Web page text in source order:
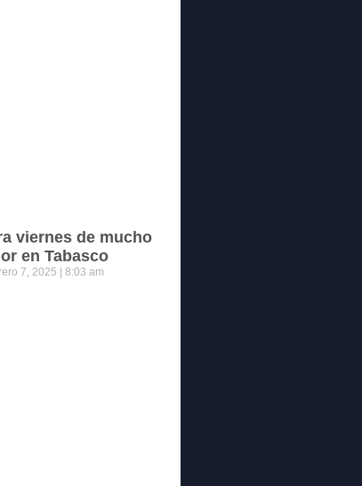
viernes de mucho
en Tabasco
7, 2025 8:03 am